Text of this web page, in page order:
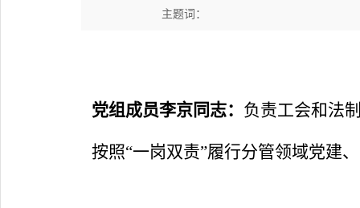
主题词：
党组成员李京同志： 负责工会和法
按照“一岗双责”履行分管领域党建